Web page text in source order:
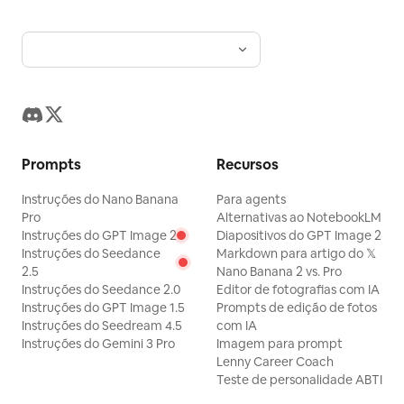
Prompts
Instruções do Nano Banana
Pro
Instruções do GPT Image 2
Instruções do Seedance
2.5
Instruções do Seedance 2.0
Instruções do GPT Image 1.5
Instruções do Seedream 4.5
Instruções do Gemini 3 Pro
Recursos
Para agents
Alternativas ao NotebookLM
Diapositivos do GPT Image 2
Markdown para artigo do 𝕏
Nano Banana 2 vs. Pro
Editor de fotografias com IA
Prompts de edição de fotos
com IA
Imagem para prompt
Lenny Career Coach
Teste de personalidade ABTI